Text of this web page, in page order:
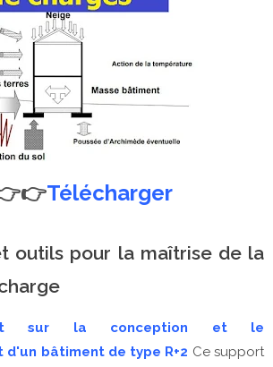
Télécharger
outils pour la maîtrise de la
sur la conception et le
d'un bâtiment de type R+2 Ce support